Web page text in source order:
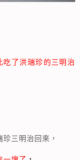
了洪瑞珍的三明治
三明治回來，